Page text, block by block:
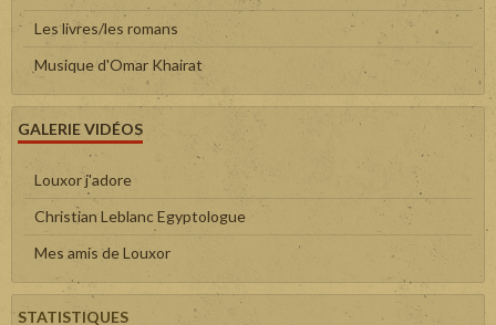
Les livres/les romans
Musique d'Omar Khairat
GALERIE VIDÉOS
Louxor j'adore
Christian Leblanc Egyptologue
Mes amis de Louxor
STATISTIQUES